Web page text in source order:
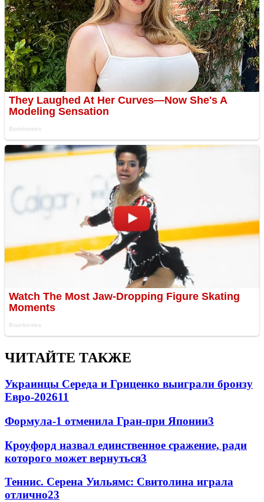
ЧИТАЙТЕ ТАКЖЕ
Украинцы Середа и Гриценко выиграли бронзу
Евро-202611
Формула-1 отменила Гран-при Японии3
Кроуфорд назвал единственное сражение, ради
которого может вернуться3
Теннис. Серена Уильямс: Свитолина играла
отлично23